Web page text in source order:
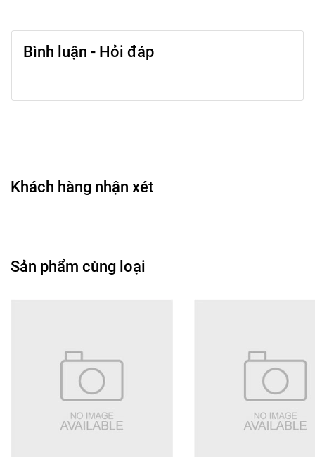
Bình luận - Hỏi đáp
Khách hàng nhận xét
Sản phẩm cùng loại